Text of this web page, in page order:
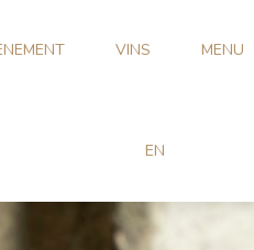
VINS MENU
EN